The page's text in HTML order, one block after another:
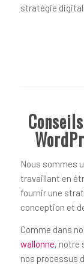
stratégie
Nous sommes
travaillant en
fournir une
conception et
Comme dans
wallonne, notre
nos processus